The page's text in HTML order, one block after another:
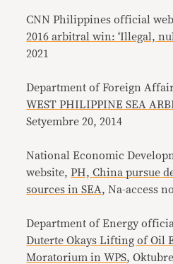
CNN Philippines official
2016 arbitral win: ‘Illegal,
2021
Department of Foreign
WEST PHILIPPINE SEA
Setyembre 20, 2014
National Economic
website,PH, China pursue
sources in SEA, Na-access
Department of Energy
Duterte Okays Lifting of Oil
Moratorium in WPS,